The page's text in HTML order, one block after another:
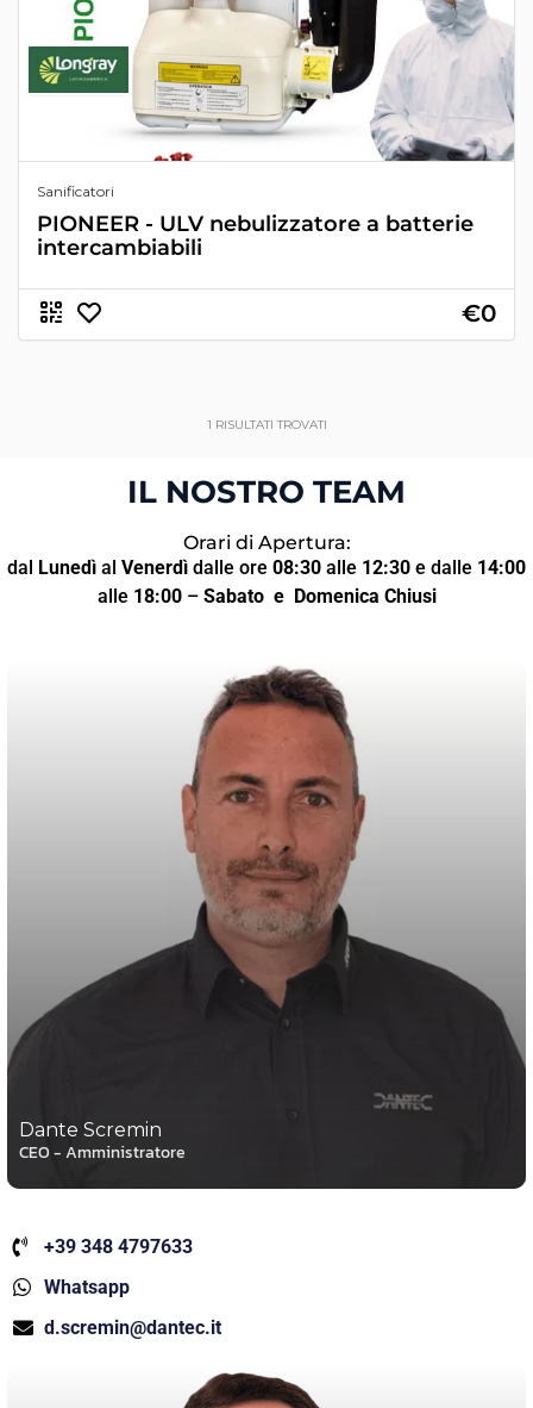
Sanificatori
PIONEER - ULV nebulizzatore a batterie
intercambiabili
€0
1 RISULTATI TROVATI
IL NOSTRO TEAM
Orari di Apertura:
dal Lunedì al Venerdì dalle ore 08:30 alle 12:30 e dalle 14:00
alle 18:00– Sabato e Domenica Chiusi
Dante Scremin
CEO - Amministratore
+39 348 4797633
Whatsapp
d.scremin@dantec.it